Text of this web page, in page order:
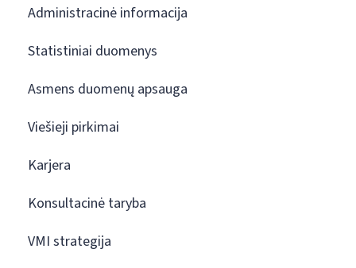
Administracinė informacija
Statistiniai duomenys
Asmens duomenų apsauga
Viešieji pirkimai
Karjera
Konsultacinė taryba
VMI strategija